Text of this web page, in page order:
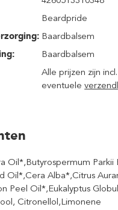
Beardpride
Baardbalsem
Baardbalsem
Alle prijzen zijn
eventuele
Oil*,Butyrospermum Parkii
Oil*,Cera Alba*,Citrus
Peel Oil*,Eukalyptus
Citronellol,Limonene